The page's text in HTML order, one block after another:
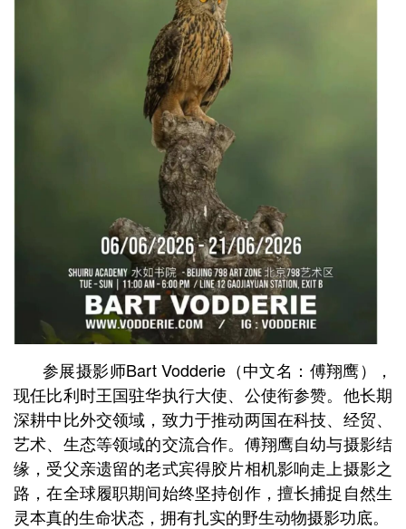
参展摄影师Bart Vodderie（中文名：傅翔鹰），
现任比利时王国驻华执行大使、公使衔参赞。他长期
深耕中比外交领域，致力于推动两国在科技、经贸、
艺术、生态等领域的交流合作。傅翔鹰自幼与摄影结
缘，受父亲遗留的老式宾得胶片相机影响走上摄影之
路，在全球履职期间始终坚持创作，擅长捕捉自然生
灵本真的生命状态，拥有扎实的野生动物摄影功底。